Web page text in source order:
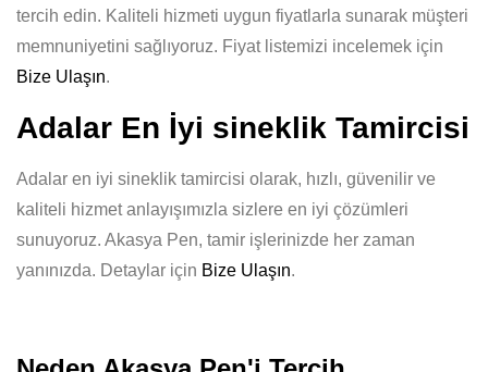
tercih edin. Kaliteli hizmeti uygun fiyatlarla sunarak müşteri
memnuniyetini sağlıyoruz. Fiyat listemizi incelemek için
Bize Ulaşın.
Adalar En İyi sineklik Tamircisi
Adalar en iyi sineklik tamircisi olarak, hızlı, güvenilir ve
kaliteli hizmet anlayışımızla sizlere en iyi çözümleri
sunuyoruz. Akasya Pen, tamir işlerinizde her zaman
yanınızda. Detaylar için Bize Ulaşın.